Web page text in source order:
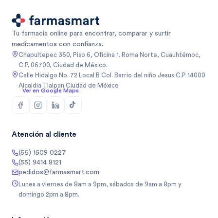
Tu farmacia online para encontrar, comparar y surtir
medicamentos con confianza.
Chapultepec 360, Piso 6, Oficina 1. Roma Norte, Cuauhtémoc,
C.P. 06700, Ciudad de México.
Calle Hidalgo No. 72 Local B Col. Barrio del niño Jesus C.P 14000
Alcaldia Tlalpan Ciudad de México
Ver en Google Maps
Atención al cliente
(56) 1509 0227
(55) 9414 8121
pedidos@farmasmart.com
Lunes a viernes de 8am a 9pm, sábados de 9am a 8pm y
domingo 2pm a 8pm.